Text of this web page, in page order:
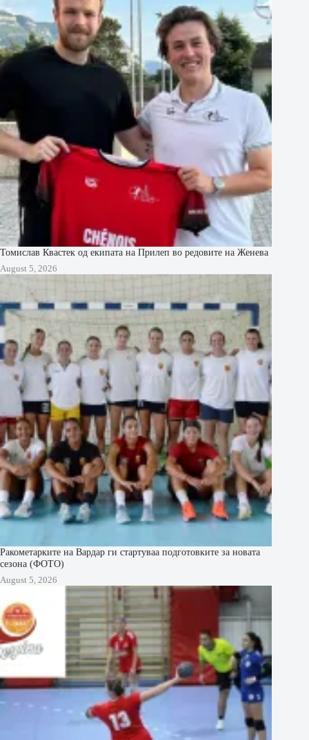
Томислав Квастек од екипата на Прилеп во редовите на Женева
August 5, 2026
Ракометарките на Вардар ги стартуваа подготовките за новата
сезона (ФОТО)
August 5, 2026